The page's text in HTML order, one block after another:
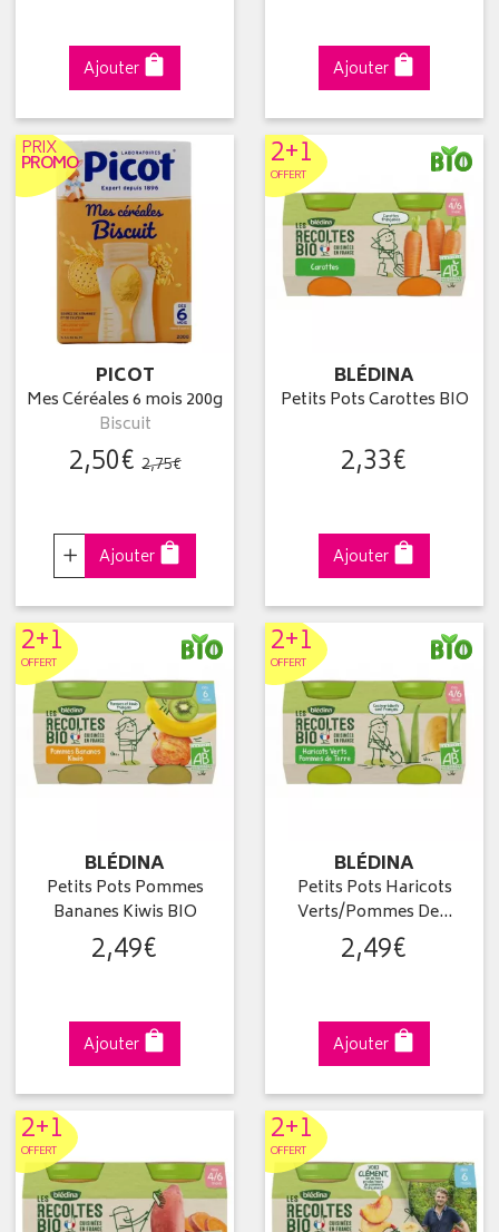
Ajouter Ajouter
PRIX
PROMO
PICOT
Mes Céréales 6 mois 200g
Biscuit
2,50€ 2,75€
Choisir
Ajouter
2+1
OFFERT
BLÉDINA
Petits Pots Carottes BIO
2,33€
Ajouter
2+1
OFFERT
BLÉDINA
Petits Pots Pommes
Bananes Kiwis BIO
2,49€
Ajouter
2+1
OFFERT
BLÉDINA
Petits Pots Haricots
Verts/Pommes De…
2,49€
Ajouter
2+1
OFFERT 2+1
OFFERT